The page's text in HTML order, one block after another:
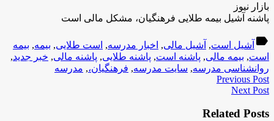
بازار نیوز
پاشنه آشیل بیمه طلایی فرهنگیان، مشکل مالی است
label آشیل است, آشیل مالی, اخبار مدرسه, است طلایی, بیمه, بیمه
است, بیمه مالی, پاشنه است, پاشنه طلایی, پاشنه مالی, خبر جدید,
روانشناسی مدرسه, سایت مدرسه, فرهنگیان،, مدرسه
Previous Post
Next Post
Related Posts